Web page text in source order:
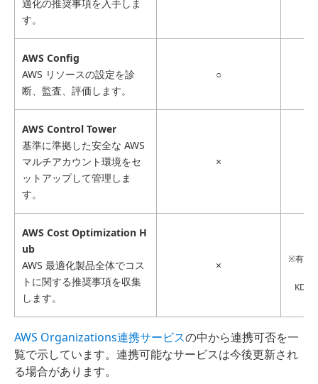
適化の推奨事項を入手しま
す。
AWS Config
AWS リソースの設定を診
断、監査、評価します。
○
AWS Control Tower
基準に準拠した安全な AWS
マルチアカウント環境をセ
ットアップして管理しま
す。
×
AWS Cost Optimization H
ub
AWS 最適化製品全体でコス
トに関する推奨事項を収集
します。
×
※有効
KDDI
AWS Organizations連携サービスの中から連携可否を一
覧で示しています。連携可能なサービスは今後更新され
る場合があります。